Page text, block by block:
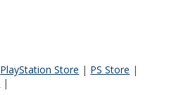
PlayStation Store | PS Store |
|